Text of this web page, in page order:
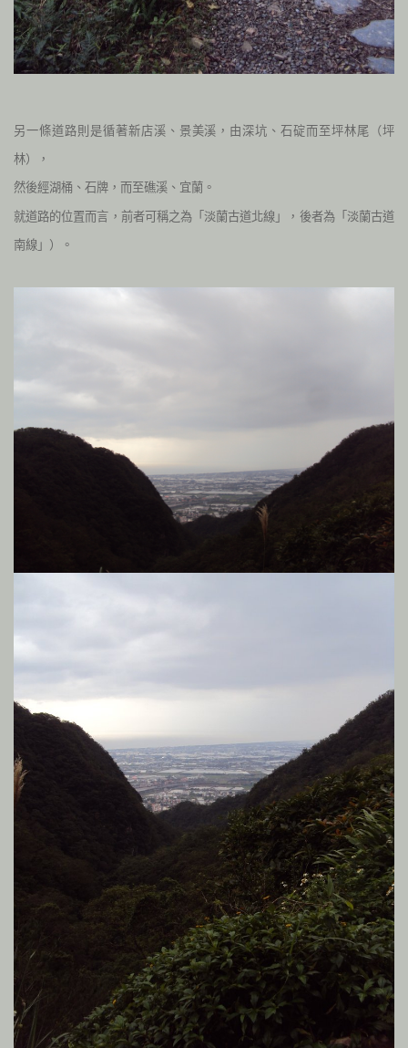
另一條道路則是循著新店溪、景美溪，由深坑、石碇而至坪林尾（坪
林），
然後經湖桶、石牌，而至礁溪、宜蘭。
就道路的位置而言，前者可稱之為「淡蘭古道北線」，後者為「淡蘭古道
南線」 ）。